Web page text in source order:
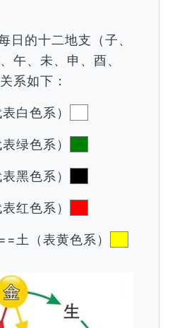
日的十二地支（子、
午、未、申、酉、
系如下：
白色系）
绿色系）
黑色系）
红色系）
土（表黄色系）